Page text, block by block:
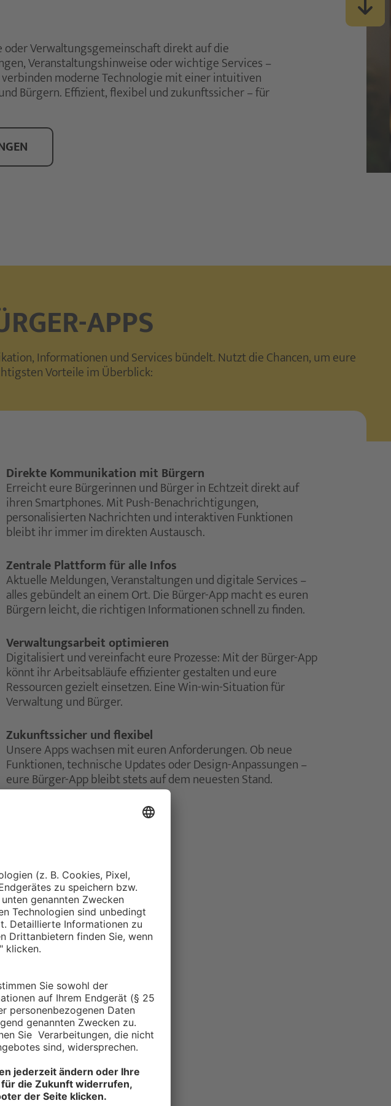
Verwaltungsgemeinschaft direkt auf die
Veranstaltungshinweise oder wichtige Services –
moderne Technologie mit einer intuitiven
Bürgern. Effizient, flexibel und zukunftssicher – für
APPS
Informationen und Services bündelt. Nutzt die Chancen, um eure
Vorteile im Überblick:
Direkte Kommunikation mit Bürgern
Erreicht eure Bürgerinnen und Bürger in Echtzeit direkt auf
ihren Smartphones. Mit Push-Benachrichtigungen,
personalisierten Nachrichten und interaktiven Funktionen
bleibt ihr immer im direkten Austausch.
Zentrale Plattform für alle Infos
Aktuelle Meldungen, Veranstaltungen und digitale Services –
alles gebündelt an einem Ort. Die Bürger-App macht es euren
Bürgern leicht, die richtigen Informationen schnell zu finden.
Verwaltungsarbeit optimieren
Digitalisiert und vereinfacht eure Prozesse: Mit der Bürger-App
könnt ihr Arbeitsabläufe effizienter gestalten und eure
Ressourcen gezielt einsetzen. Eine Win-win-Situation für
Verwaltung und Bürger.
Zukunftssicher und flexibel
Unsere Apps wachsen mit euren Anforderungen. Ob neue
Funktionen, technische Updates oder Design-Anpassungen –
eure Bürger-App bleibt stets auf dem neuesten Stand.